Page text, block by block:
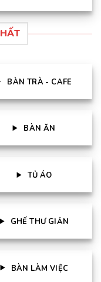
BÀN TRÀ - CAFE
BÀN ĂN
TỦ ÁO
GHẾ THƯ GIẢN
BÀN LÀM VIỆC